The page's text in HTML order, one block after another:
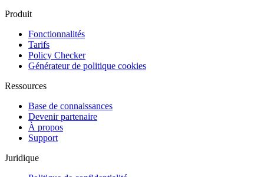
Produit
Fonctionnalités
Tarifs
Policy Checker
Générateur de politique cookies
Ressources
Base de connaissances
Devenir partenaire
À propos
Support
Juridique